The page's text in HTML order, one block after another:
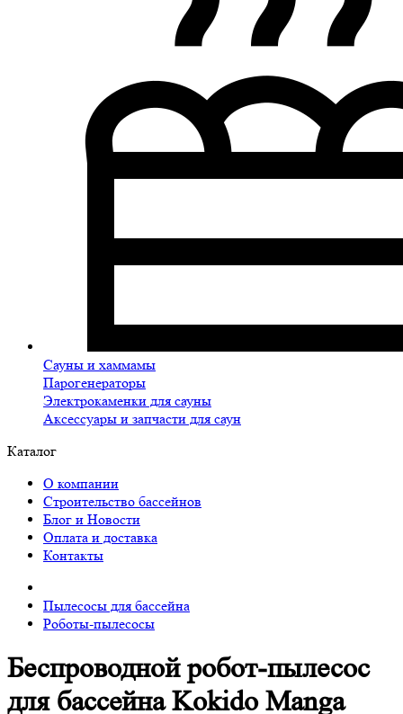
Сауны и хаммамы
Парогенераторы
Электрокаменки для сауны
Аксессуары и запчасти для саун
Каталог
О компании
Строительство бассейнов
Блог и Новости
Оплата и доставка
Контакты
Пылесосы для бассейна
Роботы-пылесосы
Беспроводной робот-пылесоc
для бассейна Kokido Manga